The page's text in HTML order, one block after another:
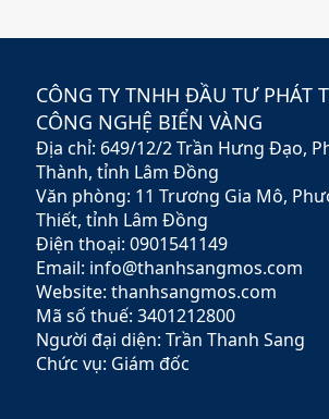
sứ mệnh hỗ trợ nhà đầu tư
chính vững chắc,
Rubypeace không chỉ cung
cấp các sản phẩm đa dạng
mà còn mang đến các dịch
vụ tư vấn chuyên nghiệp,
giúp khách hàng tối ưu hóa
lợi nhuận và giảm thiểu rủi
ro.
CÔNG TY TNHH ĐẦU TƯ PHÁT
CÔNG NGHỆ BIỂN VÀNG
Địa chỉ: 649/12/2 Trần Hưng Đạo,
Thành, tỉnh Lâm Đồng
Văn phòng: 11 Trương Gia Mô,
Thiết, tỉnh Lâm Đồng
Điện thoại: 0901541149
Email: info@thanhsangmos.com
Website: thanhsangmos.com
Mã số thuế: 3401212800
Người đại diện: Trần Thanh Sang
Chức vụ: Giám đốc